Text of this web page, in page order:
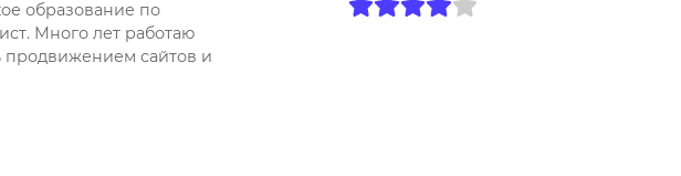
образование по
Много лет работаю
продвижением сайтов и